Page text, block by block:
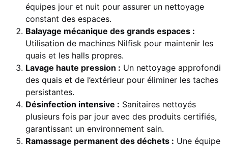
équipes jour et nuit pour assurer un nettoyage
constant des espaces.
Balayage mécanique des grands espaces :
Utilisation de machines Nilfisk pour maintenir les
quais et les halls propres.
Lavage haute pression : Un nettoyage approfondi
des quais et de l’extérieur pour éliminer les taches
persistantes.
Désinfection intensive : Sanitaires nettoyés
plusieurs fois par jour avec des produits certifiés,
garantissant un environnement sain.
Ramassage permanent des déchets : Une équipe